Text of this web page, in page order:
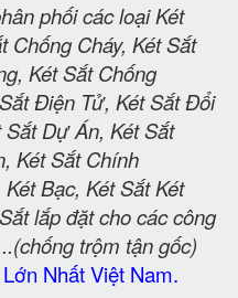
phối các loại Két
Chống Cháy, Két Sắt
Két Sắt Chống
Điện Tử, Két Sắt Đổi
Dự Án, Két Sắt
Két Sắt Chính
Bạc, Két Sắt Két
lắp đặt cho các công
trộm tận gốc)
Nhất Việt Nam.